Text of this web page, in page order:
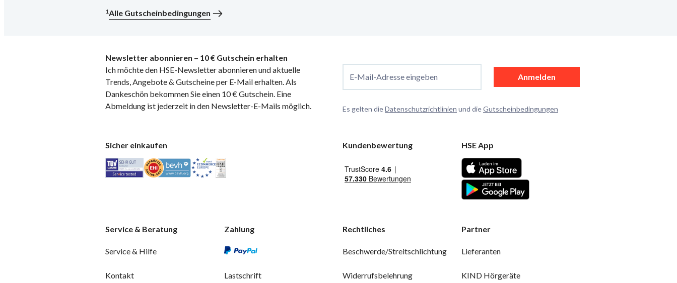
1Alle Gutscheinbedingungen
Newsletter abonnieren – 10 € Gutschein erhalten
Ich möchte den HSE-Newsletter abonnieren und aktuelle
Trends, Angebote & Gutscheine per E-Mail erhalten. Als
Dankeschön bekommen Sie einen 10 € Gutschein. Eine
Abmeldung ist jederzeit in den Newsletter-E-Mails möglich.
E-Mail-Adresse eingeben Anmelden
Es gelten dieDatenschutzrichtlinien und dieGutscheinbedingungen
Sicher einkaufen Kundenbewertung HSE App
Service & Beratung
Service & Hilfe
Kontakt
Zahlung
Lastschrift
Rechtliches
Beschwerde/Streitschlichtung
Widerrufsbelehrung
Partner
Lieferanten
KIND Hörgeräte